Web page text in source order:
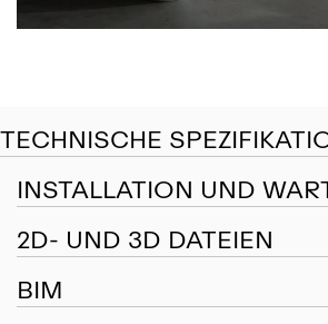
TECHNISCHE
INSTALLATION UND
2D- UND 3D DATEIEN
BIM